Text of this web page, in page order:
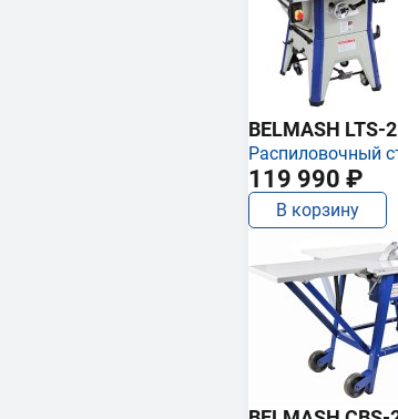
BELMASH LTS-
Распиловочный
119 990 ₽
В корзину